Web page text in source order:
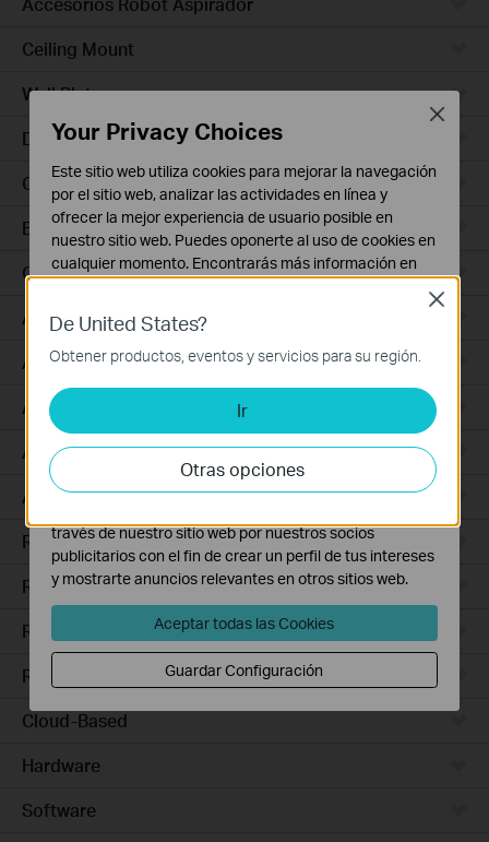
Ceiling Mount
Wall Plate
Desktop
Outdoor
Bridges
GPON
Access Plus
Aggregation
Access Max
Access
Access Pro
Routers Ethernet
Routers Wi-Fi
Routers 5G/4G
Routers Integrados
Cloud-Based
Hardware
Software
De United States?
Obtener productos, eventos y servicios para su región.
Ir
Otras opciones
Close
Your Privacy Choices
Este sitio web utiliza cookies para mejorar la navegación
por el sitio web, analizar las actividades en línea y
ofrecer la mejor experiencia de usuario posible en
nuestro sitio web. Puedes oponerte al uso de cookies en
cualquier momento. Encontrarás más información en
Cookies Básicas
Estas cookies son necesarias para el funcionamiento
del sitio web y no pueden desactivarse en tu sistema.
Cookies de Análisis y de Marketing
Las cookies de análisis nos permiten analizar tus
actividades en nuestro sitio web con el fin de mejorar y
adaptar la funcionalidad del mismo.
través de nuestro sitio web por nuestros socios
publicitarios con el fin de crear un perfil de tus intereses
y mostrarte anuncios relevantes en otros sitios web.
Aceptar todas las Cookies
Guardar Configuración
Close